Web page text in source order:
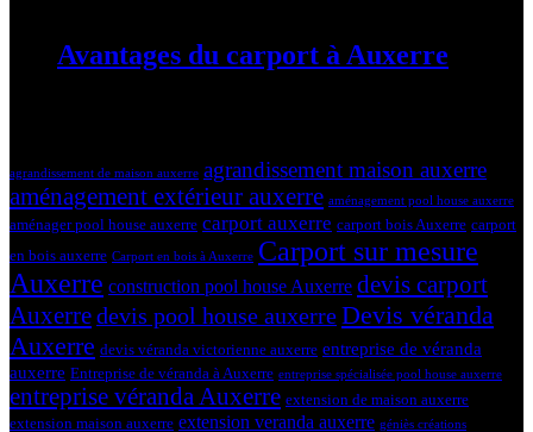
Avantages du carport à Auxerre
agrandissement de maison auxerre agrandissement maison auxerre
aménagement extérieur auxerre aménagement pool house auxerre
aménager pool house auxerre carport auxerre carport bois Auxerre carport
en bois auxerre Carport en bois à Auxerre Carport sur mesure
Auxerre construction pool house Auxerre devis carport
Auxerredevis pool house auxerreDevis véranda
Auxerre devis véranda victorienne auxerre entreprise de véranda
auxerre Entreprise de véranda à Auxerre entreprise spécialisée pool house auxerre
entreprise véranda Auxerre extension de maison auxerre
extension maison auxerre extension veranda auxerre géniès créations